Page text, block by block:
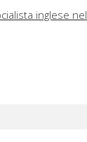
inglese nel